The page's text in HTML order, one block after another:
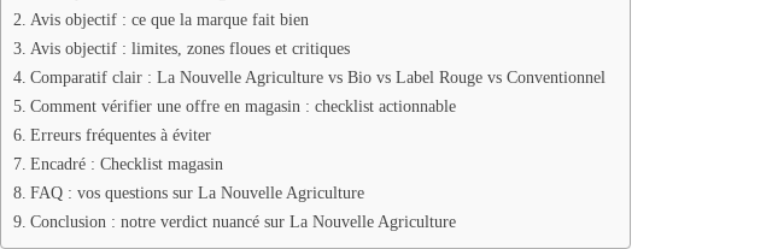
Avis objectif : ce que la marque fait bien
Avis objectif : limites, zones floues et critiques
Comparatif clair : La Nouvelle Agriculture vs Bio vs Label Rouge vs Conventionnel
Comment vérifier une offre en magasin : checklist actionnable
Erreurs fréquentes à éviter
Encadré : Checklist magasin
FAQ : vos questions sur La Nouvelle Agriculture
Conclusion : notre verdict nuancé sur La Nouvelle Agriculture